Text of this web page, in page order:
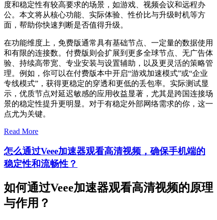
度和稳定性有较高要求的场景，如游戏、视频会议和远程办
公。本文将从核心功能、实际体验、性价比与升级时机等方
面，帮助你快速判断是否值得升级。
在功能维度上，免费版通常具有基础节点、一定量的数据使用
和有限的连接数。付费版则会扩展到更多全球节点、无广告体
验、持续高带宽、专业安装与设置辅助，以及更灵活的策略管
理。例如，你可以在付费版本中开启“游戏加速模式”或“企业
专线模式”，获得更稳定的穿透和更低的丢包率。实际测试显
示，优质节点对延迟敏感的应用收益显著，尤其是跨国连接场
景的稳定性提升更明显。对于有稳定外部网络需求的你，这一
点尤为关键。
Read More
怎么通过Veee加速器观看高清视频，确保手机端的
稳定性和流畅性？
如何通过Veee加速器观看高清视频的原理
与作用？